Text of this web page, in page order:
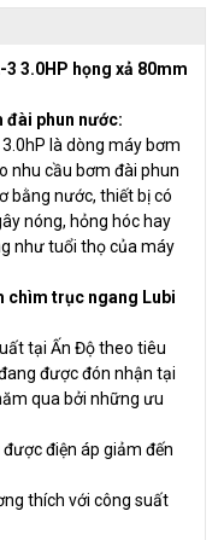
3.0HP họng xả 80mm
đài phun nước:
là dòng máy bơm
nhu cầu bơm đài phun
bằng nước, thiết bị có
nóng, hỏng hóc hay
như tuổi thọ của máy
chìm trục ngang Lubi
tại Ấn Độ theo tiêu
được đón nhận tại
qua bởi những ưu
điện áp giảm đến
thích với công suất